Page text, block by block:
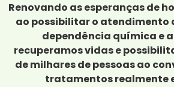
Renovando as esperanças de
ao possibilitar o atendimento
dependência química e
recuperamos vidas e
de milhares de pessoas ao
tratamentos realmente